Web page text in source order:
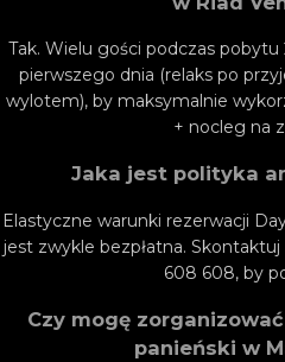
Tak. Wielu gości podczas
pierwszego dnia (relaks po
wylotem), by maksymalnie
+ nocleg na
Jaka jest polityka
Elastyczne warunki rezerwacji
jest zwykle bezpłatna.
608 608, by
Czy mogę
panieński w